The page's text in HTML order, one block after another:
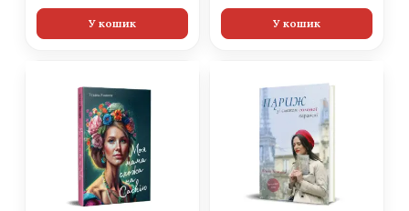
У кошик У кошик